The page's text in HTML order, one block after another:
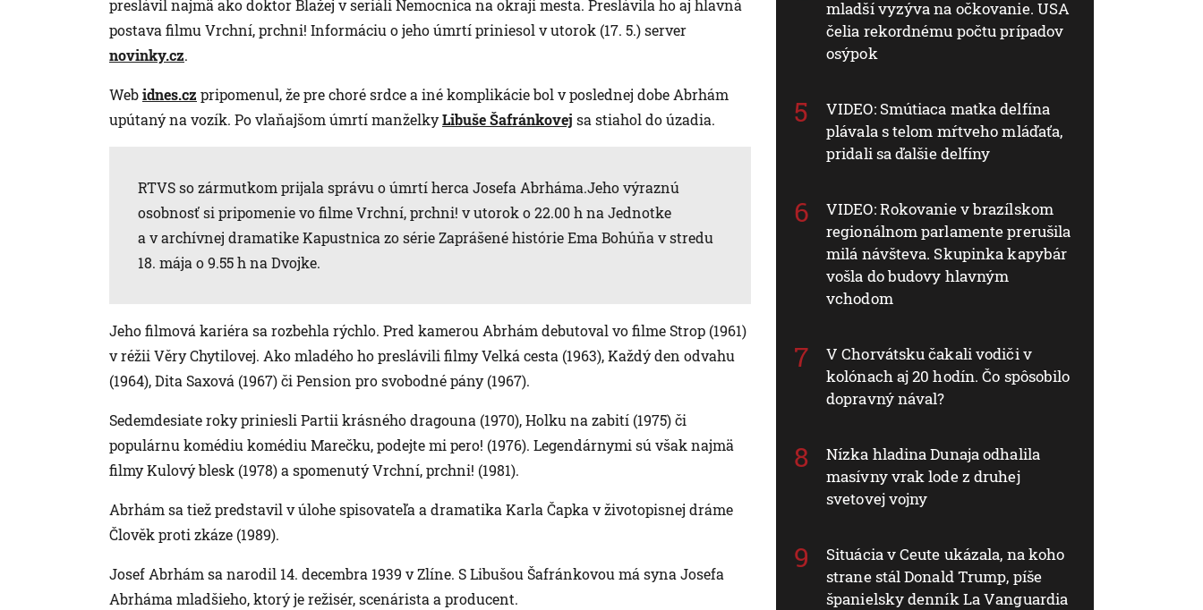
preslávil najmä ako doktor Blažej v seriáli Nemocnica na okraji mesta. Preslávila ho aj hlavná
postava filmu Vrchní, prchni! Informáciu o jeho úmrtí priniesol v utorok (17. 5.) server
novinky.cz.
Webidnes.cz pripomenul, že pre choré srdce a iné komplikácie bol v poslednej dobe Abrhám
upútaný na vozík. Po vlaňajšom úmrtí manželkyLibuše Šafránkovej sa stiahol do úzadia.
RTVS so zármutkom prijala správu o úmrtí herca Josefa Abrháma.Jeho výraznú
osobnosť si pripomenie vo filme Vrchní, prchni! v utorok o 22.00 h na Jednotke
a v archívnej dramatike Kapustnica zo série Zaprášené histórie Ema Bohúňa v stredu
18. mája o 9.55 h na Dvojke.
Jeho filmová kariéra sa rozbehla rýchlo. Pred kamerou Abrhám debutoval vo filme Strop (1961)
v réžii Věry Chytilovej. Ako mladého ho preslávili filmy Velká cesta (1963), Každý den odvahu
(1964), Dita Saxová (1967) či Pension pro svobodné pány (1967).
Sedemdesiate roky priniesli Partii krásného dragouna (1970), Holku na zabití (1975) či
populárnu komédiu komédiu Marečku, podejte mi pero! (1976). Legendárnymi sú však najmä
filmy Kulový blesk (1978) a spomenutý Vrchní, prchni! (1981).
Abrhám sa tiež predstavil v úlohe spisovateľa a dramatika Karla Čapka v životopisnej dráme
Člověk proti zkáze (1989).
Josef Abrhám sa narodil 14. decembra 1939 v Zlíne. S Libušou Šafránkovou má syna Josefa
Abrháma mladšieho, ktorý je režisér, scenárista a producent.
mladší vyzýva na očkovanie. USA
čelia rekordnému počtu prípadov
osýpok
VIDEO: Smútiaca matka delfína
plávala s telom mŕtveho mláďaťa,
pridali sa ďalšie delfíny
VIDEO: Rokovanie v brazílskom
regionálnom parlamente prerušila
milá návšteva. Skupinka kapybár
vošla do budovy hlavným
vchodom
V Chorvátsku čakali vodiči v
kolónach aj 20 hodín. Čo spôsobilo
dopravný nával?
Nízka hladina Dunaja odhalila
masívny vrak lode z druhej
svetovej vojny
Situácia v Ceute ukázala, na koho
strane stál Donald Trump, píše
španielsky denník La Vanguardia